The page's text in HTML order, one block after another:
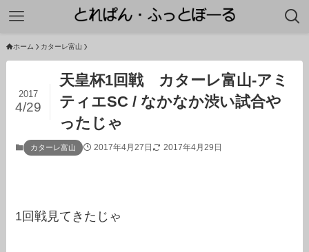
ホーム カターレ富山
天皇杯1回戦 カターレ富山-アミ
ティエSC / なかなか渋い試合や
ったじゃ
2017
4/29
カターレ富山 2017年4月27日 2017年4月29日
1回戦見てきたじゃ